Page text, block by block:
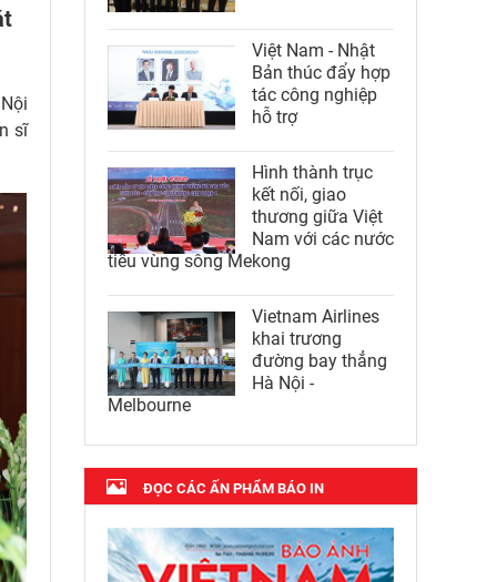
sĩ
Việt Nam - Nhật
Bản thúc đẩy hợp
tác công nghiệp
hỗ trợ
Hình thành trục
kết nối, giao
thương giữa Việt
Nam với các nước
tiểu vùng sông Mekong
Vietnam Airlines
khai trương
đường bay thẳng
Hà Nội -
Melbourne
ĐỌC CÁC ẤN PHẨM BÁO IN